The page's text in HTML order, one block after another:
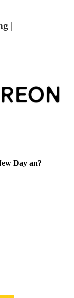
|
Day an?